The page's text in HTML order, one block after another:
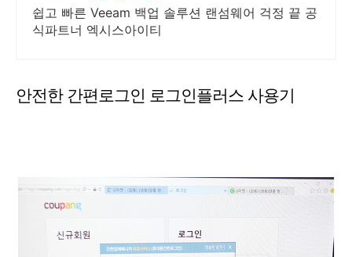
쉽고 빠른 Veeam 백업 솔루션 랜섬웨어 걱정 끝 공
식파트너 엑시스아이티
안전한 간편로그인 로그인플러스 사용기